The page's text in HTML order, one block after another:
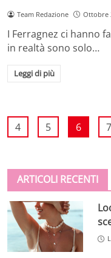
Team Redazione Ottobre
I Ferragnez ci hanno
in realtà sono solo…
Leggi di più
4 5 6 7
ARTICOLI RECENTI